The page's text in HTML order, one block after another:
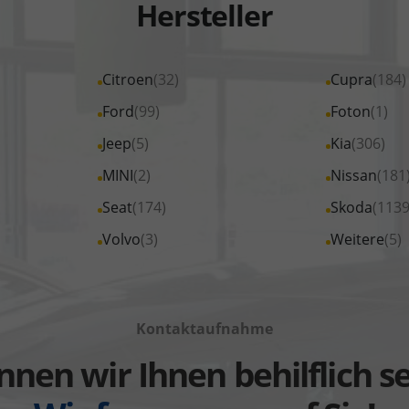
Hersteller
Citroen(32)
Alle
Fahrzeuge
Citroen
anzeigen
Cupra(184)
Alle
Fahrzeuge
Cupra
anzeigen
Ford(99)
Alle
Fahrzeuge
Ford
anzeigen
Foton(1)
Alle
Fahrzeuge
Foton
anzeigen
Jeep(5)
Alle
Fahrzeuge
Jeep
anzeigen
Kia(306)
Alle
Fahrzeuge
Kia
anzeigen
MINI(2)
Alle
Fahrzeuge
MINI
Nissan(181)
Alle
Fahrzeuge
Nissan
Seat(174)
Alle
Fahrzeuge
Skoda
Alle
Fahrzeuge
Volvo(3)
Alle
anzeigen
Weitere(5)
Alle
Kontaktaufnahme
wir Ihnen behilflich